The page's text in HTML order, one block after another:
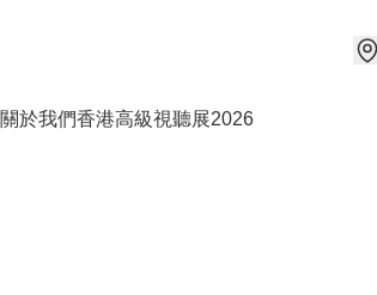
關於我們香港高級視聽展2026